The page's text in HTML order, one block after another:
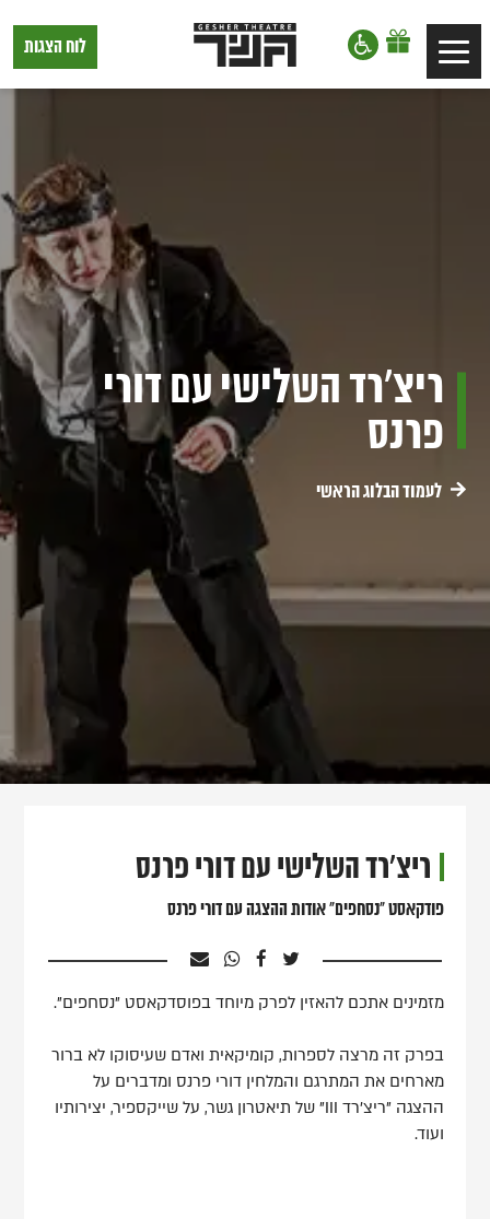
דלג לסרגל הניווט
דלג לתוכן
Toggle
navigation
תיאטרון
גשר,
לוח הצגות
ריצ'רד השלישי עם דורי
פרנס
לעמוד הבלוג הראשי
ריצ'רד השלישי עם דורי פרנס
פודקאסט "נסחפים" אודות ההצגה עם דורי פרנס
מזמינים אתכם להאזין לפרק מיוחד בפוסדקאסט "נסחפים".
בפרק זה מרצה לספרות, קומיקאית ואדם שעיסוקו לא ברור
מארחים את המתרגם והמלחין דורי פרנס ומדברים על
ההצגה "ריצ'רד III" של תיאטרון גשר, על שייקספיר, יצירותיו
ועוד.